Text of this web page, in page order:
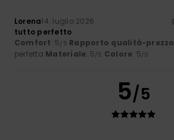
Lorena14. luglio 2026
tutto perfetto
Comfort: 5/5 Rapporto qualità-prezzo
perfetta Materiale: 5/5 Colore: 5/5
5/5